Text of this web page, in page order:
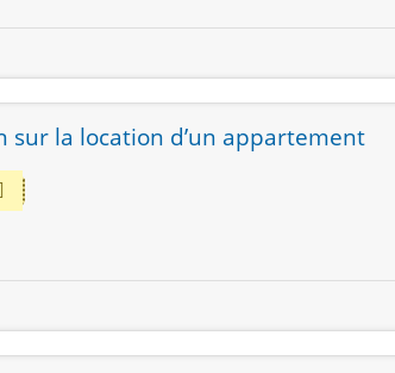
sur la location d’un appartement